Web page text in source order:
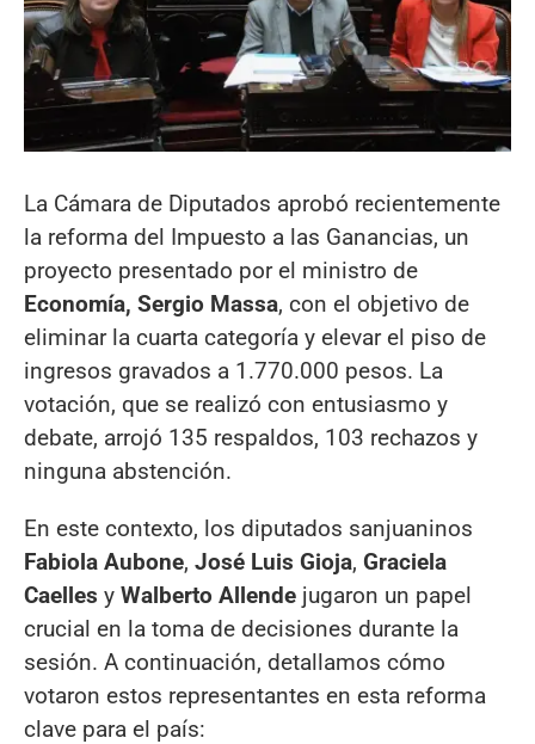
La Cámara de Diputados aprobó recientemente
la reforma del Impuesto a las Ganancias, un
proyecto presentado por el ministro de
Economía, Sergio Massa, con el objetivo de
eliminar la cuarta categoría y elevar el piso de
ingresos gravados a 1.770.000 pesos. La
votación, que se realizó con entusiasmo y
debate, arrojó 135 respaldos, 103 rechazos y
ninguna abstención.
En este contexto, los diputados sanjuaninos
Fabiola Aubone, José Luis Gioja, Graciela
Caelles y Walberto Allende jugaron un papel
crucial en la toma de decisiones durante la
sesión. A continuación, detallamos cómo
votaron estos representantes en esta reforma
clave para el país: